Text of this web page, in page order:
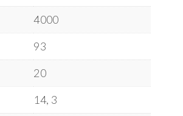
4000
93
20
14, 3